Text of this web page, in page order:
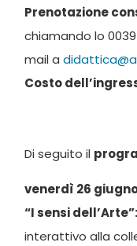
Prenotazione
chiamando lo
mail a
Costo
Di seguito il
venerdì 26 giugno
“I sensi
interattivo alla